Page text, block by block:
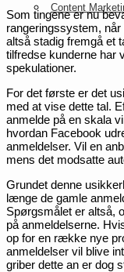
Content
Som tingene er nu
rangeringssystem,
altså stadig fremgå et
tilfredse kunderne har
spekulationer.
For det første er det
med at vise dette tal.
anmelde på en skala
hvordan Facebook
anmeldelser. Vil en
mens det modsatte
Grundet denne
længe de gamle
Spørgsmålet er altså,
på anmeldelserne.
op for en række nye
anmeldelser vil blive
griber dette an er dog